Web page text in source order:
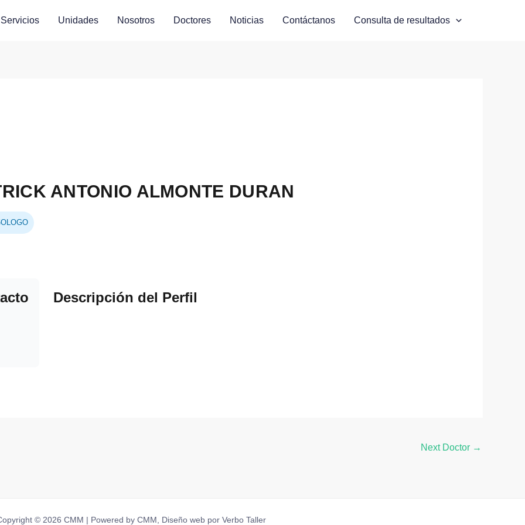
Servicios Unidades Nosotros Doctores Noticias Contáctanos Consulta de resultados
ANTONIO ALMONTE DURAN
Descripción del Perfil
Next Doctor →
© 2026 CMM | Powered by CMM, Diseño web por Verbo Taller